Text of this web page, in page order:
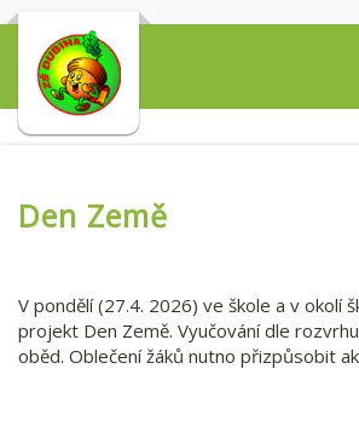
Den Země
V pondělí (27.4. 2026) ve škole a v okolí
projekt Den Země. Vyučování dle
oběd. Oblečení žáků nutno přizpůsobit